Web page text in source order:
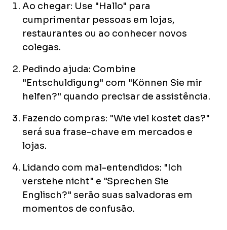
Ao chegar: Use "Hallo" para
cumprimentar pessoas em lojas,
restaurantes ou ao conhecer novos
colegas.
Pedindo ajuda: Combine
"Entschuldigung" com "Können Sie mir
helfen?" quando precisar de assistência.
Fazendo compras: "Wie viel kostet das?"
será sua frase-chave em mercados e
lojas.
Lidando com mal-entendidos: "Ich
verstehe nicht" e "Sprechen Sie
Englisch?" serão suas salvadoras em
momentos de confusão.